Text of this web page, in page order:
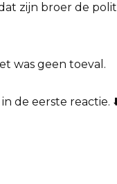
zijn broer de
was geen toeval.
de eerste reactie.